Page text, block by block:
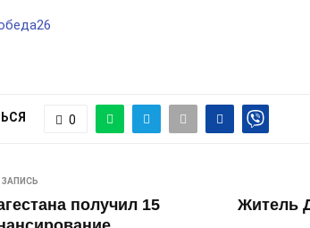
0
получил 15
Житель